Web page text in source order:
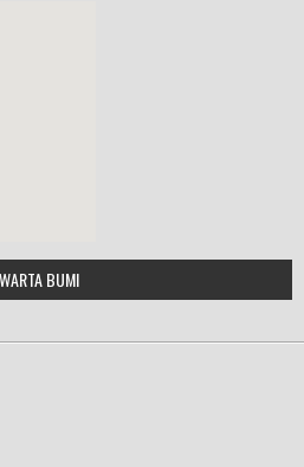
by
WARTA BUMI